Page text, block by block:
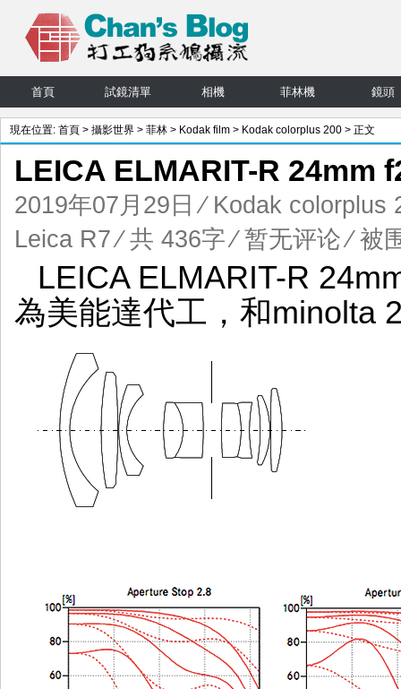
首頁 試鏡清單 相機 菲林機 鏡頭
現在位置: 首頁 > 攝影世界 > 菲林 > Kodak film > Kodak colorplus 200 > 正文
LEICA ELMARIT-R 24mm
2019年07月29日 ⁄ Kodak colorplus
Leica R7⁄ 共 436字⁄暂无评论⁄ 被
LEICA ELMARIT-R
為美能達代工，和minolta